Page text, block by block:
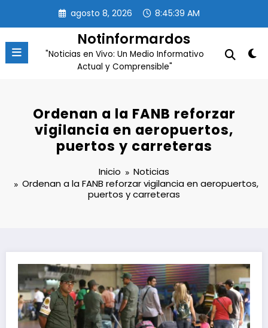
contenido
agosto 8, 2026 8:45:40 AM
Notinformardos
"Noticias en Vivo: Un Medio Informativo
Actual y Comprensible"
Ordenan a la FANB reforzar
vigilancia en aeropuertos,
puertos y carreteras
Inicio
Noticias
Ordenan a la FANB reforzar vigilancia en aeropuertos,
puertos y carreteras